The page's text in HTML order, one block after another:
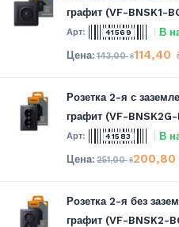
графит (VF-BNSK1-
41569 В
143,00₴114,40
Розетка 2-я с
графит (VF-BNSK2G-
41583 В
251,00₴200,80
Розетка 2-я без
графит (VF-BNSK2-